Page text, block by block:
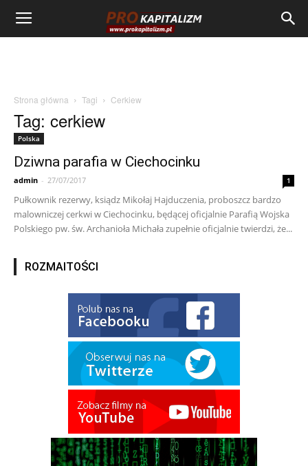
Strona główna Tagi Cerkiew
Tag: cerkiew
Polska
Dziwna parafia w Ciechocinku
admin - 27/07/2017 1
Pułkownik rezerwy, ksiądz Mikołaj Hajduczenia, proboszcz bardzo
malowniczej cerkwi w Ciechocinku, będącej oficjalnie Parafią Wojska
Polskiego pw. św. Archanioła Michała zupełnie oficjalnie twierdzi, że...
ROZMAITOŚCI